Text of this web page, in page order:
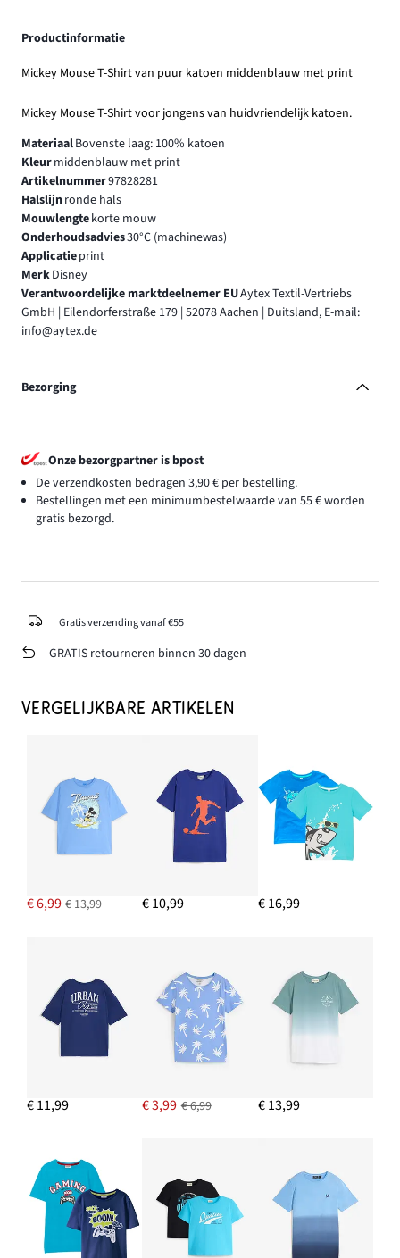
Productinformatie
Mickey Mouse T-Shirt van puur katoen middenblauw met print
Mickey Mouse T-Shirt voor jongens van huidvriendelijk katoen.
MateriaalBovenste laag: 100% katoen
Kleurmiddenblauw met print
Artikelnummer97828281
Halslijnronde hals
Mouwlengtekorte mouw
Onderhoudsadvies30°C (machinewas)
Applicatieprint
MerkDisney
Verantwoordelijke marktdeelnemer EUAytex Textil-Vertriebs
GmbH | Eilendorferstraße 179 | 52078 Aachen | Duitsland, E-mail:
info@aytex.de
Bezorging
Onze bezorgpartner is bpost
De verzendkosten bedragen 3,90 € per bestelling.
Bestellingen met een minimumbestelwaarde van 55 € worden
gratis bezorgd.
Gratis verzending vanaf €55
GRATIS retourneren binnen 30 dagen
VERGELIJKBARE ARTIKELEN
€ 6,99 € 13,99 € 10,99 € 16,99
€ 11,99 € 3,99 € 6,99 € 13,99